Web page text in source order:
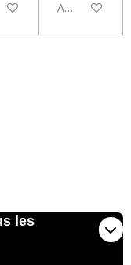
au panierAjouter au
les